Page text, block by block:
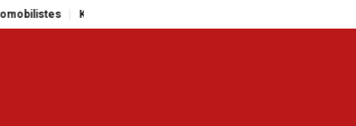
KIKO Milano inaugure une nouvelle boutique à Tunis-Lafayette